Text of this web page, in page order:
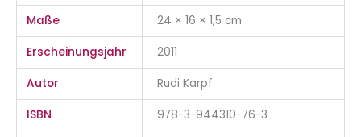
Maße 24 × 16 × 1,5 cm
Erscheinungsjahr 2011
Autor Rudi Karpf
ISBN 978-3-944310-76-3